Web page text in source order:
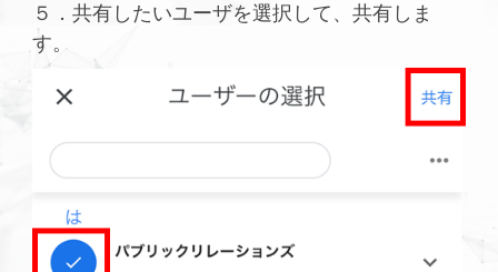
５．共有したいユーザを選択して、共有しま
す。